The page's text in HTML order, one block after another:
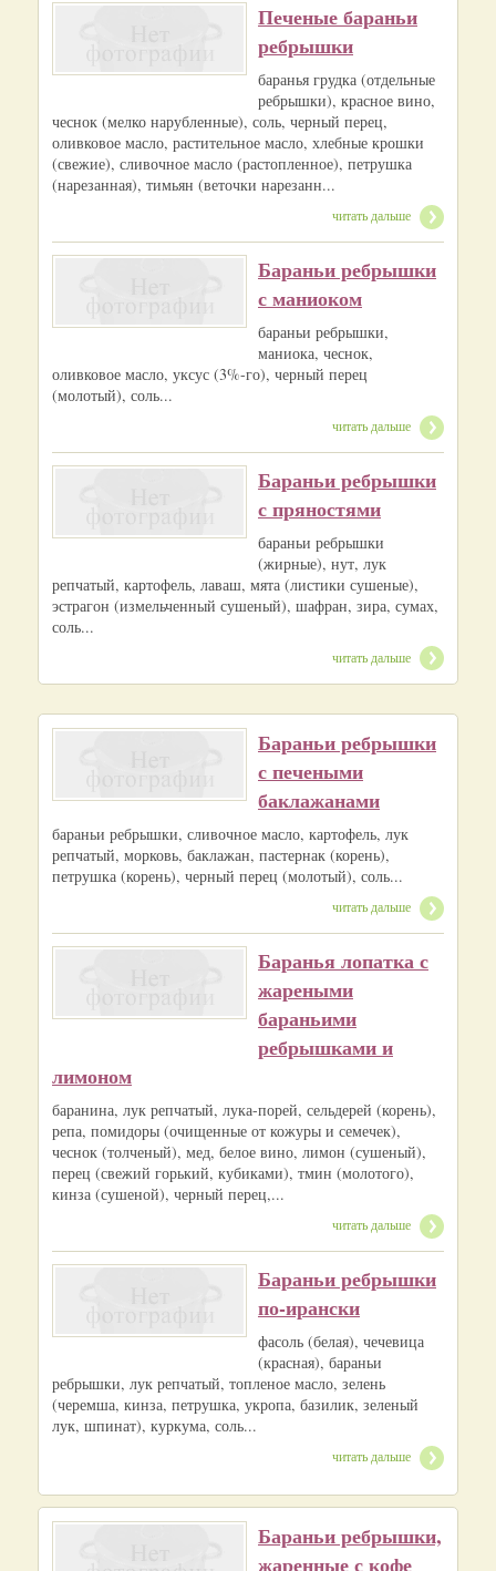
Печеные бараньи
ребрышки
баранья грудка (отдельные
ребрышки), красное вино,
чеснок (мелко нарубленные), соль, черный перец,
оливковое масло, растительное масло, хлебные крошки
(свежие), сливочное масло (растопленное), петрушка
(нарезанная), тимьян (веточки нарезанн...
читать дальше
Бараньи ребрышки
с маниоком
бараньи ребрышки,
маниока, чеснок,
оливковое масло, уксус (3%-го), черный перец
(молотый), соль...
читать дальше
Бараньи ребрышки
с пряностями
бараньи ребрышки
(жирные), нут, лук
репчатый, картофель, лаваш, мята (листики сушеные),
эстрагон (измельченный сушеный), шафран, зира, сумах,
соль...
читать дальше
Бараньи ребрышки
с печеными
баклажанами
бараньи ребрышки, сливочное масло, картофель, лук
репчатый, морковь, баклажан, пастернак (корень),
петрушка (корень), черный перец (молотый), соль...
читать дальше
Баранья лопатка с
жареными
бараньими
ребрышками и
лимоном
баранина, лук репчатый, лука-порей, сельдерей (корень),
репа, помидоры (очищенные от кожуры и семечек),
чеснок (толченый), мед, белое вино, лимон (сушеный),
перец (свежий горький, кубиками), тмин (молотого),
кинза (сушеной), черный перец,...
читать дальше
Бараньи ребрышки
по-ирански
фасоль (белая), чечевица
(красная), бараньи
ребрышки, лук репчатый, топленое масло, зелень
(черемша, кинза, петрушка, укропа, базилик, зеленый
лук, шпинат), куркума, соль...
читать дальше
Бараньи ребрышки,
жаренные с кофе